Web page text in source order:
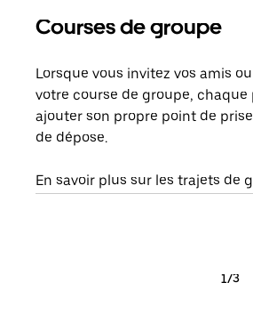
Courses de groupe
Lorsque vous invitez vos amis
votre course de groupe,
ajouter son propre point de
de dépose.
En savoir plus sur les trajets de
1/3